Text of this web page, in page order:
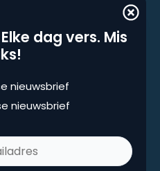
dag vers. Mis
nieuwsbrief
nieuwsbrief
nieuwsbrief